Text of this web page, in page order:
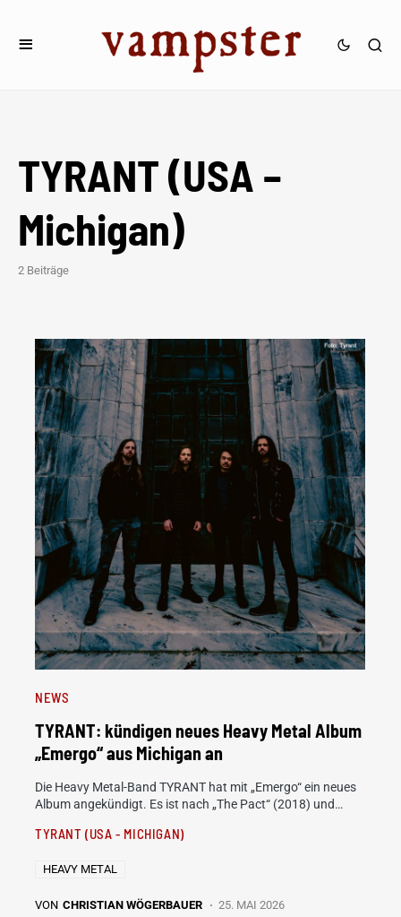
TYRANT (USA –
Michigan)
2 Beiträge
NEWS
TYRANT: kündigen neues Heavy Metal Album
„Emergo“ aus Michigan an
Die Heavy Metal-Band TYRANT hat mit „Emergo“ ein neues
Album angekündigt. Es ist nach „The Pact“ (2018) und…
TYRANT (USA - MICHIGAN)
HEAVY METAL
VON CHRISTIAN WÖGERBAUER 25. MAI 2026